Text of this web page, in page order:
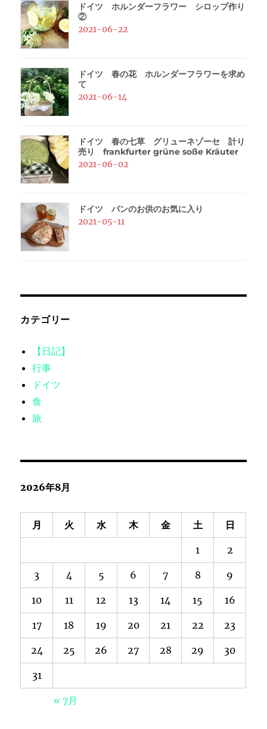
ドイツ ホルンダーフラワー シロップ作り
②
2021-06-22
ドイツ 春の花 ホルンダーフラワーを求め
て
2021-06-14
ドイツ 春の七草 グリューネゾーセ 計り
売り frankfurter grüne soße Kräuter
2021-06-02
ドイツ パンのお供のお気に入り
2021-05-11
カテゴリー
【日記】
行事
ドイツ
食
旅
2026年8月
月 火 水 木 金 土 日
1 2
3 4 5 6 7 8 9
10 11 12 13 14 15 16
17 18 19 20 21 22 23
24 25 26 27 28 29 30
31
« 7月